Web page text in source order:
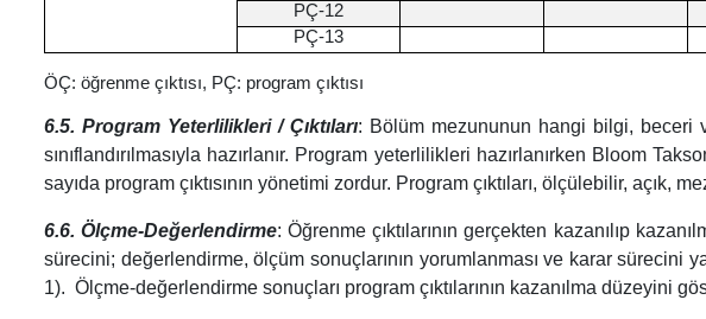
PÇ-12
PÇ-13
ÖÇ: öğrenme çıktısı, PÇ: program çıktısı
6.5. Program Yeterlilikleri / Çıktıları: Bölüm mezununun hangi bilgi, beceri
sınıflandırılmasıyla hazırlanır. Program yeterlilikleri hazırlanırken Bloom
sayıda program çıktısının yönetimi zordur. Program çıktıları, ölçülebilir, açık,
6.6. Ölçme-Değerlendirme: Öğrenme çıktılarının gerçekten kazanılıp
sürecini; değerlendirme, ölçüm sonuçlarının yorumlanması ve karar sürecini
1). Ölçme-değerlendirme sonuçları program çıktılarının kazanılma düzeyini